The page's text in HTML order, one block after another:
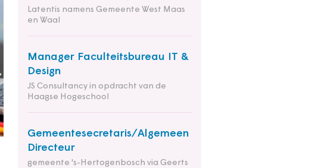
Latentis namens Gemeente West Maas
en Waal
Manager Faculteitsbureau IT &
Design
JS Consultancy in opdracht van de
Haagse Hogeschool
Gemeentesecretaris/Algemeen
Directeur
gemeente 's-Hertogenbosch via Geerts